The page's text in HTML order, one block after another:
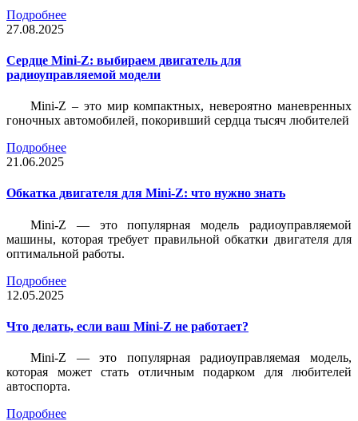
Подробнее
27.08.2025
Сердце Mini-Z: выбираем двигатель для
радиоуправляемой модели
Mini-Z – это мир компактных, невероятно маневренных
гоночных автомобилей, покоривший сердца тысяч любителей
Подробнее
21.06.2025
Обкатка двигателя для Mini-Z: что нужно знать
Mini-Z — это популярная модель радиоуправляемой
машины, которая требует правильной обкатки двигателя для
оптимальной работы.
Подробнее
12.05.2025
Что делать, если ваш Mini-Z не работает?
Mini-Z — это популярная радиоуправляемая модель,
которая может стать отличным подарком для любителей
автоспорта.
Подробнее